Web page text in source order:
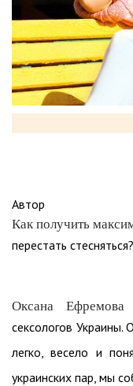
Автор
Как получить
перестать
Оксана
сексологов Украины.
легко, весело и
украинских пар, мы